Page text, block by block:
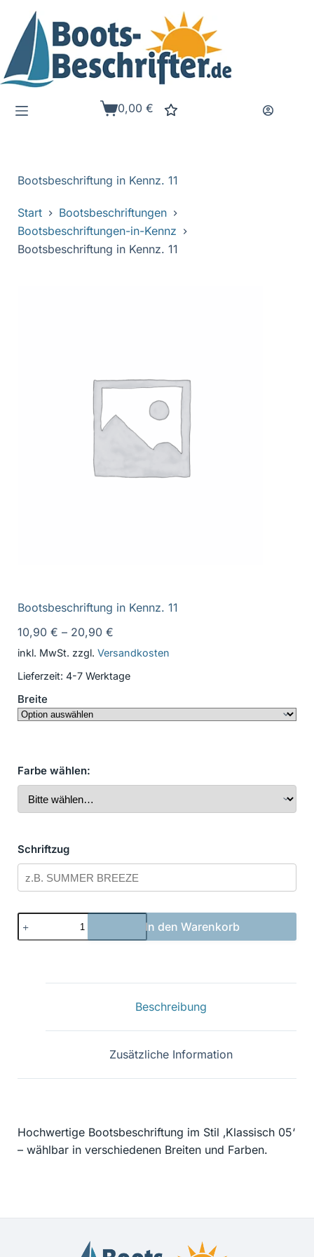
Inhalt
springen
Warenkorb
0,00€
Bootsbeschriftung in Kennz. 11
Start
Bootsbeschriftungen
Bootsbeschriftungen-in-Kennz
Bootsbeschriftung in Kennz. 11
Bootsbeschriftung in Kennz. 11
10,90 € – 20,90 €
inkl. MwSt. zzgl. Versandkosten
Lieferzeit: 4-7 Werktage
Breite
Farbe wählen:
Schriftzug
Bootsbeschriftung
in
Menge
In den Warenkorb
Beschreibung
Zusätzliche Information
Hochwertige Bootsbeschriftung im Stil ‚Klassisch 05‘
– wählbar in verschiedenen Breiten und Farben.